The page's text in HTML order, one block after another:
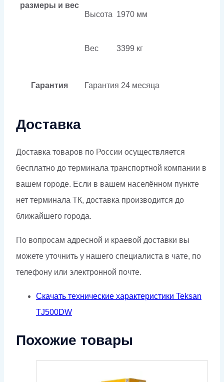
размеры и вес
Высота 1970 мм
Вес 3399 кг
Гарантия Гарантия 24 месяца
Доставка
Доставка товаров по России осуществляется
бесплатно до терминала транспортной компании в
вашем городе. Если в вашем населённом пункте
нет терминала ТК, доставка производится до
ближайшего города.
По вопросам адресной и краевой доставки вы
можете уточнить у нашего специалиста в чате, по
телефону или электронной почте.
Скачать технические характеристики Teksan
TJ500DW
Похожие товары